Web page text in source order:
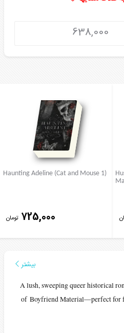
638,000
Haunting Adeline (Cat and Mouse 1)
725,000 تومان
بیشتر
A lush, sweeping queer historical
of Boyfriend Material—perfect for